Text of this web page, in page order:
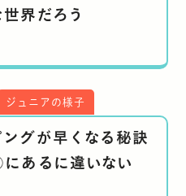
世界だろう
ジュニアの様子
ングが早くなる秘訣
あるに違いない